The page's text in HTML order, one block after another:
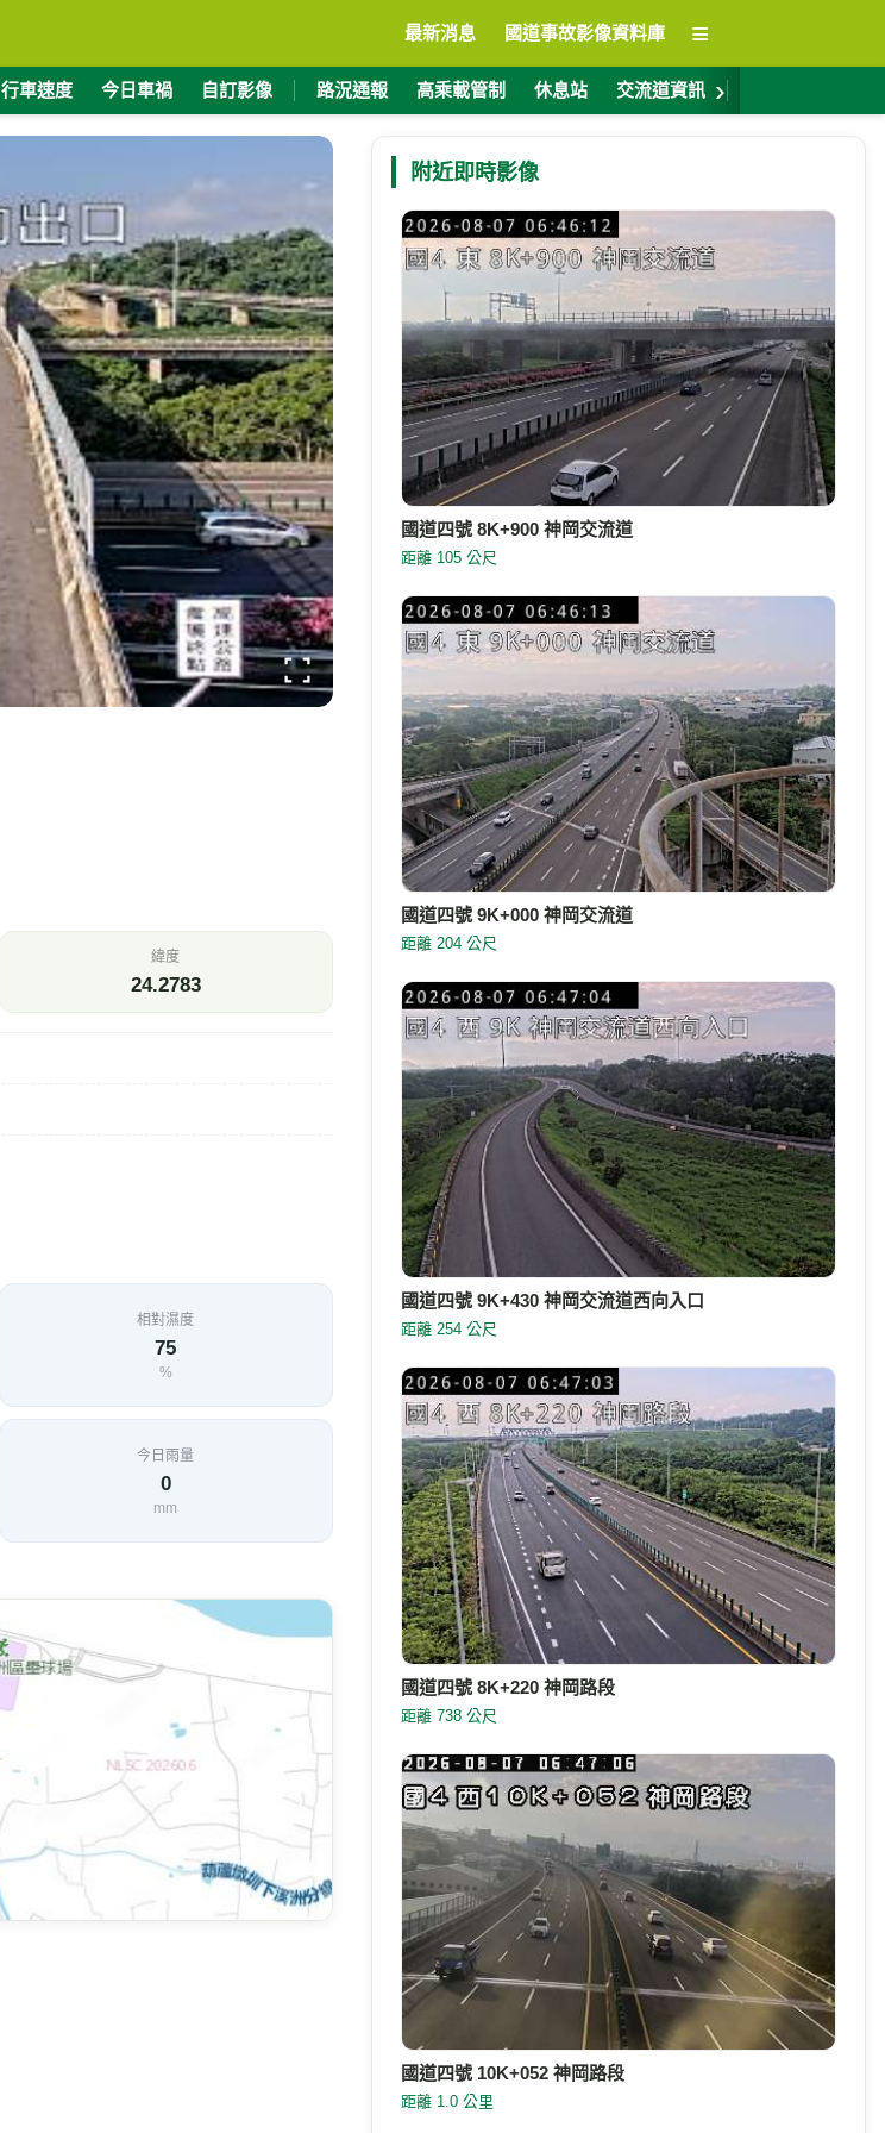
最新消息 國道事故影像資料庫 ≡
行車速度 今日車禍 自訂影像 路況通報 高乘載管制 休息站 交流道資訊 ›
緯度
24.2783
相對濕度
75
%
今日雨量
0
mm
附近即時影像
國道四號 8K+900 神岡交流道
距離 105 公尺
國道四號 9K+000 神岡交流道
距離 204 公尺
國道四號 9K+430 神岡交流道西向入口
距離 254 公尺
國道四號 8K+220 神岡路段
距離 738 公尺
國道四號 10K+052 神岡路段
距離 1.0 公里